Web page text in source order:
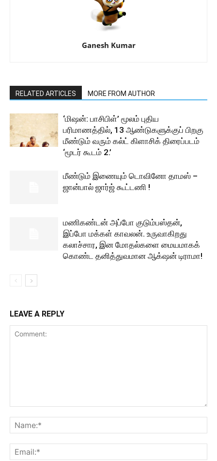
Ganesh Kumar
RELATED ARTICLES MORE FROM AUTHOR
‘மிஷன்: பாசிபிள்’ மூலம் புதிய
பரிமாணத்தில், 13 ஆண்டுகளுக்குப் பிறகு
மீண்டும் வரும் கல்ட் கிளாசிக் திரைப்படம்
‘மூடர் கூடம் 2.’
மீண்டும் இணையும் டொவினோ தாமஸ் –
ஜான்பால் ஜார்ஜ் கூட்டணி !
மணிகண்டன் அப்போ குடும்பஸ்தன்,
இப்போ மக்கள் காவலன். உருவாகிறது
கலாச்சார, இன மோதல்களை மையமாகக்
கொண்ட தனித்துவமான ஆக்‌ஷன் டிராமா!
LEAVE A REPLY